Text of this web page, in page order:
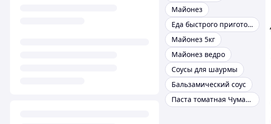
Майонез
Еда быстрого приготовления
Майонез 5кг
Майонез ведро
Соусы для шаурмы
Бальзамический соус
Паста томатная Чумак ведро 5кг